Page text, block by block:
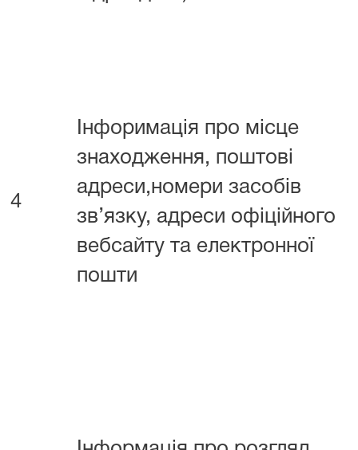
4
Інфоримація про місце
знаходження, поштові
адреси,номери засобів
зв’язку, адреси офіційного
вебсайту та електронної
пошти